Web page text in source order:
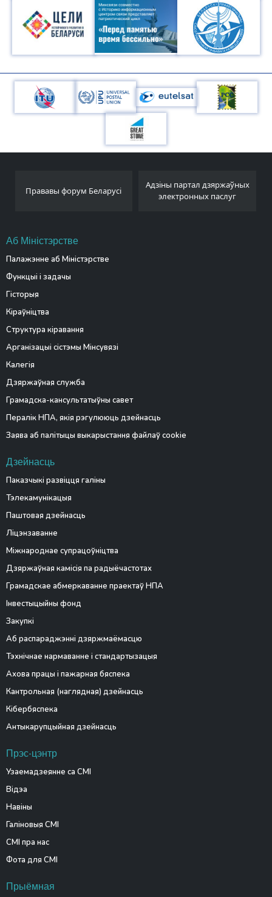
Прававы форум Беларусі
Адзіны партал дзяржаўных
электронных паслуг
Аб Міністэрстве
Палажэнне аб Міністэрстве
Функцыі і задачы
Гісторыя
Кіраўніцтва
Структура кіравання
Арганізацыі сістэмы Мінсувязі
Калегія
Дзяржаўная служба
Грамадска-кансультатыўны савет
Пералік НПА, якія рэгулююць дзейнасць
Заява аб палітыцы выкарыстання файлаў cookie
Дзейнасць
Паказчыкі развіцця галіны
Тэлекамунікацыя
Паштовая дзейнасць
Ліцэнзаванне
Міжнароднае супрацоўніцтва
Дзяржаўная камісія па радыёчастотах
Грамадскае абмеркаванне праектаў НПА
Інвестыцыйны фонд
Закупкі
Аб распараджэнні дзяржмаёмасцю
Тэхнічнае нармаванне і стандартызацыя
Ахова працы і пажарная бяспека
Кантрольная (наглядная) дзейнасць
Кібербяспека
Антыкарупцыйная дзейнасць
Прэс-цэнтр
Узаемадзеянне са СМІ
Відэа
Навіны
Галіновыя СМІ
СМІ пра нас
Фота для СМІ
Прыёмная